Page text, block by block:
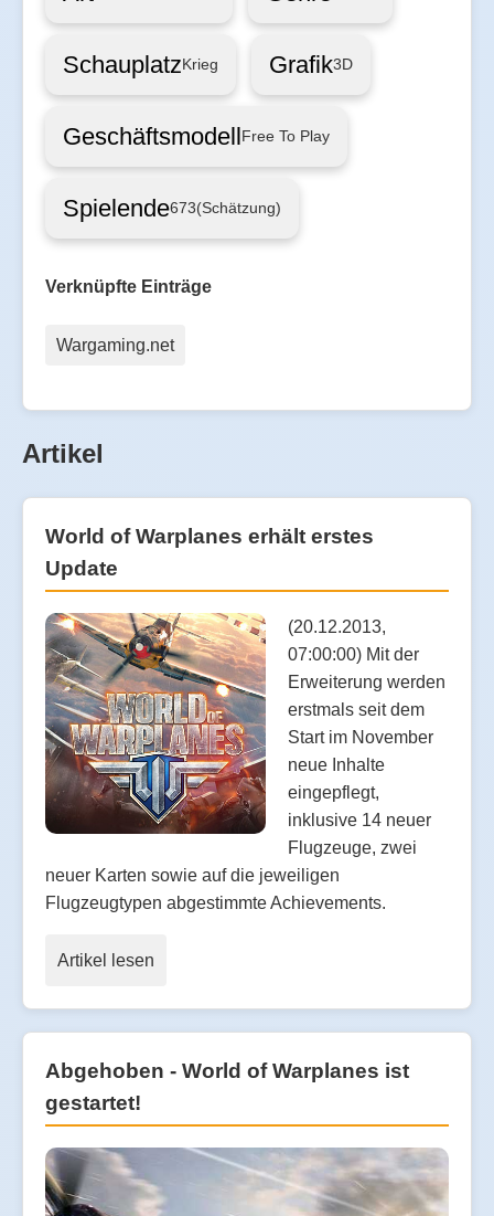
SchauplatzKrieg Grafik3D
GeschäftsmodellFree To Play
Spielende673(Schätzung)
Verknüpfte Einträge
Wargaming.net
Artikel
World of Warplanes erhält erstes
Update
(20.12.2013,
07:00:00) Mit der
Erweiterung werden
erstmals seit dem
Start im November
neue Inhalte
eingepflegt,
inklusive 14 neuer
Flugzeuge, zwei
neuer Karten sowie auf die jeweiligen
Flugzeugtypen abgestimmte Achievements.
Artikel lesen
Abgehoben - World of Warplanes ist
gestartet!